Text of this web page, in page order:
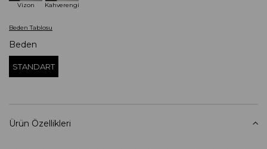
Vizon Kahverengi
Beden Tablosu
Beden
STANDART
Ürün Özellikleri